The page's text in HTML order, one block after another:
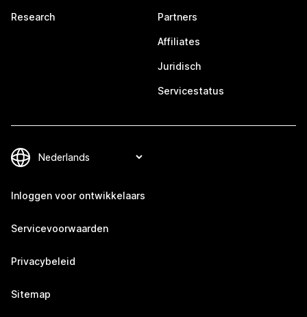
Research Partners
Affiliates
Juridisch
Servicestatus
Inloggen voor ontwikkelaars
Servicevoorwaarden
Privacybeleid
Sitemap